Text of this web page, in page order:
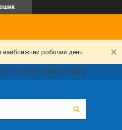
найближчий робочий день.
32А, 61000, Харків, Україна